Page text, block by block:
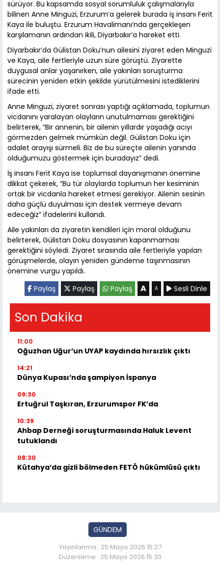
sürüyor. Bu kapsamda sosyal sorumluluk çalışmalarıyla
bilinen Anne Minguzi, Erzurum’a gelerek burada iş insanı Ferit
Kaya ile buluştu. Erzurum Havalimanı’nda gerçekleşen
karşılamanın ardından ikili, Diyarbakır’a hareket etti.
Diyarbakır’da Gülistan Doku’nun ailesini ziyaret eden Minguzi
ve Kaya, aile fertleriyle uzun süre görüştü. Ziyarette
duygusal anlar yaşanırken, aile yakınları soruşturma
sürecinin yeniden etkin şekilde yürütülmesini istediklerini
ifade etti.
Anne Minguzi, ziyaret sonrası yaptığı açıklamada, toplumun
vicdanını yaralayan olayların unutulmaması gerektiğini
belirterek, “Bir annenin, bir ailenin yıllardır yaşadığı acıyı
görmezden gelmek mümkün değil. Gülistan Doku için
adalet arayışı sürmeli. Biz de bu süreçte ailenin yanında
olduğumuzu göstermek için buradayız” dedi.
İş insanı Ferit Kaya ise toplumsal dayanışmanın önemine
dikkat çekerek, “Bu tür olaylarda toplumun her kesiminin
ortak bir vicdanla hareket etmesi gerekiyor. Ailenin sesinin
daha güçlü duyulması için destek vermeye devam
edeceğiz” ifadelerini kullandı.
Aile yakınları da ziyaretin kendileri için moral olduğunu
belirterek, Gülistan Doku dosyasının kapanmaması
gerektiğini söyledi. Ziyaret sırasında aile fertleriyle yapılan
görüşmelerde, olayın yeniden gündeme taşınmasının
önemine vurgu yapıldı.
Paylaş
Paylaş Paylaş A A Sesli Dinle
Son Dakika
11:00
Oğuzhan Uğur’un UYAP kaydında hırsızlık çıktı
14:21
Dünya Kupası’nda şampiyon İspanya
09:30
Ertuğrul Taşkıran, Erzurumspor FK’da
10:39
Ahbap Derneği soruşturmasında Haluk Levent
tutuklandı
08:30
Kütahya’da gizli bölmeden FETÖ hükümlüsü çıktı
GÜNDEM
Yayınlanma : 25 Mayıs 2026 15:27
Düzenleme : 25 Mayıs 2026 15:30